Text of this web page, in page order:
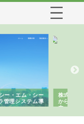
株式会社地盤調査事務所が
れ続ける理由と建設コンサ
強み